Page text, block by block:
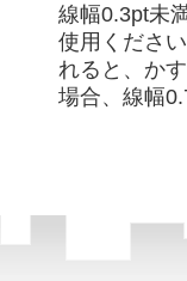
線幅0.3pt未
使用くださ
れると、か
場合、線幅